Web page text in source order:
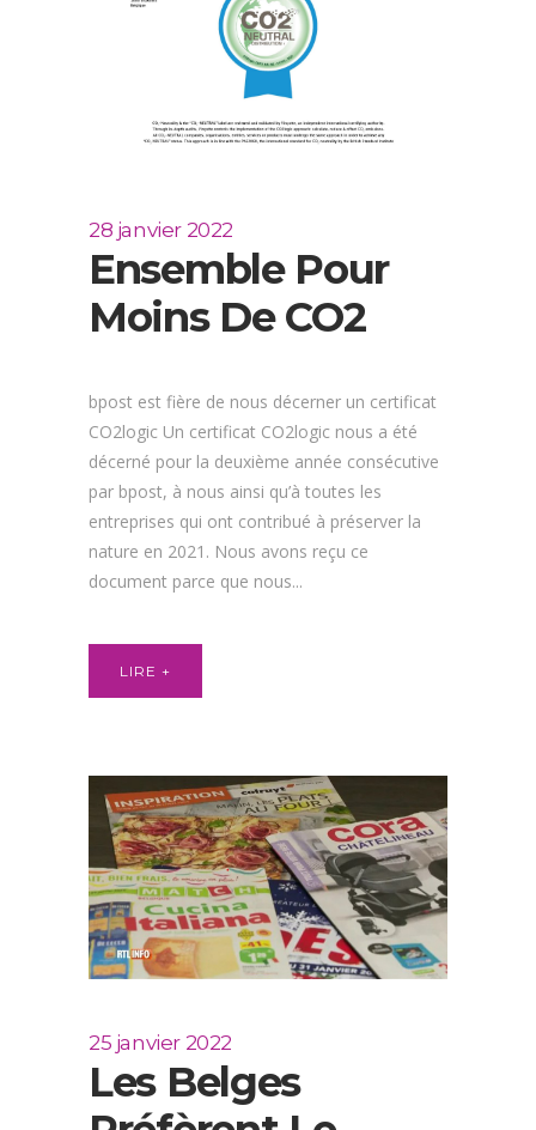
28 janvier 2022
Ensemble Pour
Moins De CO2
bpost est fière de nous décerner un certificat
CO2logic Un certificat CO2logic nous a été
décerné pour la deuxième année consécutive
par bpost, à nous ainsi qu’à toutes les
entreprises qui ont contribué à préserver la
nature en 2021. Nous avons reçu ce
document parce que nous...
LIRE +
25 janvier 2022
Les Belges